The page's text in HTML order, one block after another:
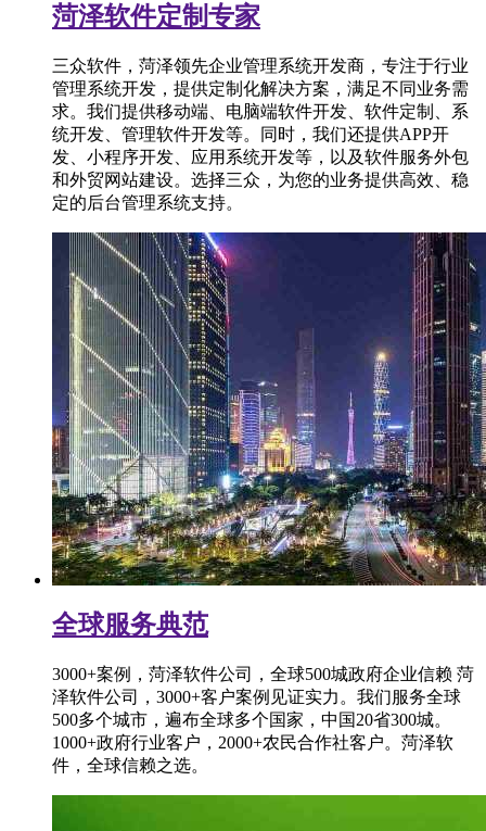
菏泽软件定制专家
三众软件，菏泽领先企业管理系统开发商，专注于行业
管理系统开发，提供定制化解决方案，满足不同业务需
求。我们提供移动端、电脑端软件开发、软件定制、系
统开发、管理软件开发等。同时，我们还提供APP开
发、小程序开发、应用系统开发等，以及软件服务外包
和外贸网站建设。选择三众，为您的业务提供高效、稳
定的后台管理系统支持。
全球服务典范
3000+案例，菏泽软件公司，全球500城政府企业信赖 菏
泽软件公司，3000+客户案例见证实力。我们服务全球
500多个城市，遍布全球多个国家，中国20省300城。
1000+政府行业客户，2000+农民合作社客户。菏泽软
件，全球信赖之选。